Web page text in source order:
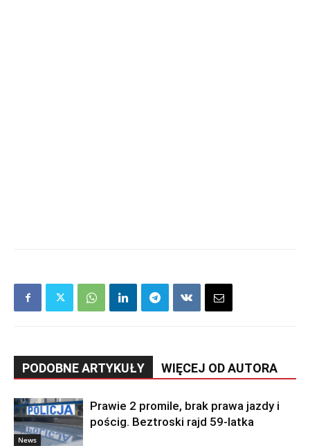
PODOBNE ARTYKUŁY WIĘCEJ OD AUTORA
News
Prawie 2 promile, brak prawa jazdy i
pościg. Beztroski rajd 59-latka